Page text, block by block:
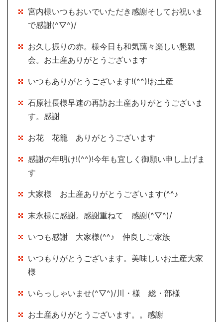
宮内様いつもおいでいただき感謝そしてお祝いま
で感謝(^▽^)/
お久し振りの赤。様今日も和気藹々楽しい懇親
会。お土産ありがとうございます
いつもありがとうございます!(^^)!お土産
石原社長様早速の再訪お土産ありがとうございま
す。感謝
お花 花籠 ありがとうございます
感謝の年明け!(^^)!今年も宜しく御願い申し上げま
す
大家様 お土産ありがとうございます(^^♪
末永様に感謝。感謝重ねて 感謝(^▽^)/
いつも感謝 大家様(^^♪ 仲良しご家族
いつもりがとうございます。美味しいお土産大家
様
いらっしゃいませ(^▽^)/川・様 総・部様
お土産ありがとうございます。。感謝